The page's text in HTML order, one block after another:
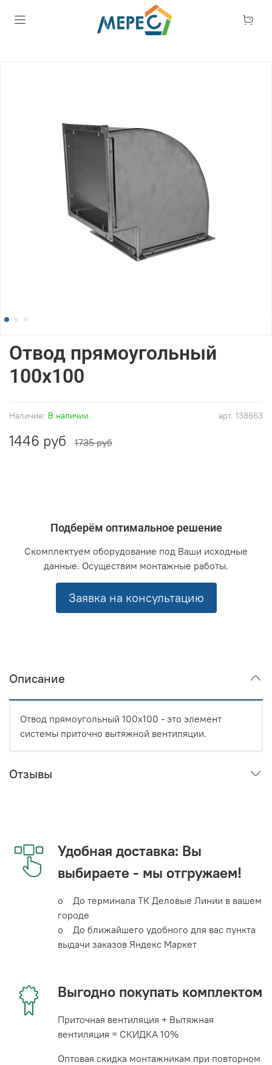
арт. 138663
Наличие: В наличии
Отвод прямоугольный
100x100
1446 руб 1735 руб
Подберём оптимальное решение
Скомплектуем оборудование под Ваши исходные
данные. Осуществим монтажные работы.
Заявка на консультацию
Описание
Отвод прямоугольный 100x100 - это элемент
системы приточно вытяжной вентиляции.
Отзывы
Удобная доставка: Вы
выбираете - мы отгружаем!
o До терминала ТК Деловые Линии в вашем
городе
o До ближайшего удобного для вас пункта
выдачи заказов Яндекс Маркет
Выгодно покупать комплектом
Приточная вентиляция + Вытяжная
вентиляция = СКИДКА 10%
Оптовая скидка монтажникам при повторном